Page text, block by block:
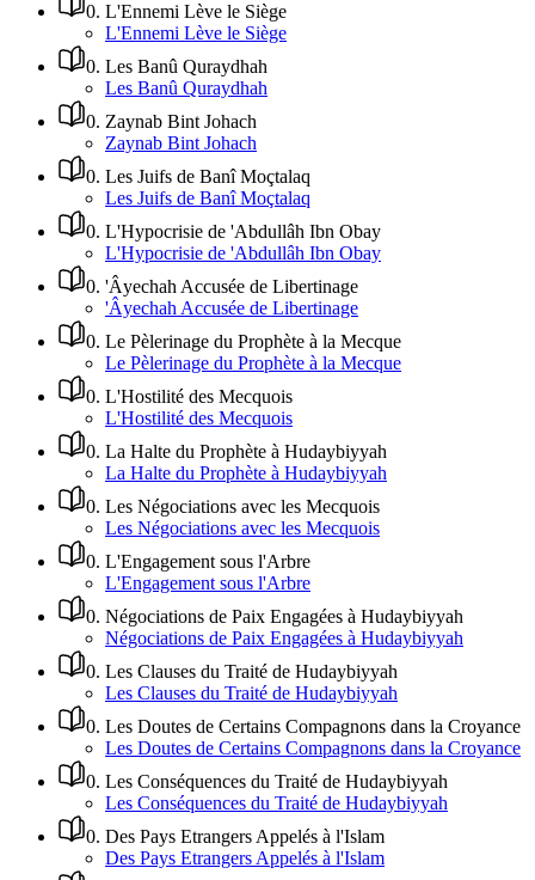
0. L'Ennemi Lève le Siège
L'Ennemi Lève le Siège
0. Les Banû Quraydhah
Les Banû Quraydhah
0. Zaynab Bint Johach
Zaynab Bint Johach
0. Les Juifs de Banî Moçtalaq
Les Juifs de Banî Moçtalaq
0. L'Hypocrisie de 'Abdullâh Ibn Obay
L'Hypocrisie de 'Abdullâh Ibn Obay
0. 'Âyechah Accusée de Libertinage
'Âyechah Accusée de Libertinage
0. Le Pèlerinage du Prophète à la Mecque
Le Pèlerinage du Prophète à la Mecque
0. L'Hostilité des Mecquois
L'Hostilité des Mecquois
0. La Halte du Prophète à Hudaybiyyah
La Halte du Prophète à Hudaybiyyah
0. Les Négociations avec les Mecquois
Les Négociations avec les Mecquois
0. L'Engagement sous l'Arbre
L'Engagement sous l'Arbre
0. Négociations de Paix Engagées à Hudaybiyyah
Négociations de Paix Engagées à Hudaybiyyah
0. Les Clauses du Traité de Hudaybiyyah
Les Clauses du Traité de Hudaybiyyah
0. Les Doutes de Certains Compagnons dans la Croyance
Les Doutes de Certains Compagnons dans la Croyance
0. Les Conséquences du Traité de Hudaybiyyah
Les Conséquences du Traité de Hudaybiyyah
0. Des Pays Etrangers Appelés à l'Islam
Des Pays Etrangers Appelés à l'Islam